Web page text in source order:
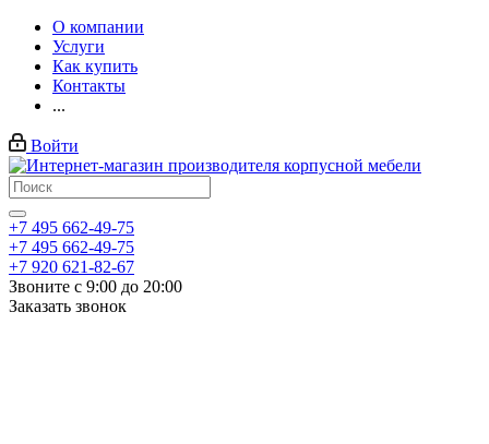
О компании
Услуги
Как купить
Контакты
...
Войти
+7 495 662-49-75
+7 495 662-49-75
+7 920 621-82-67
Звоните с 9:00 до 20:00
Заказать звонок